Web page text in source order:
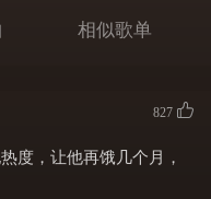
我无关
相似歌单
827
度，让他再饿几个月，